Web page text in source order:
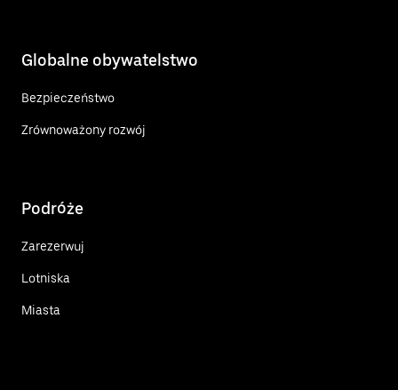
Globalne obywatelstwo
Bezpieczeństwo
Zrównoważony rozwój
Podróże
Zarezerwuj
Lotniska
Miasta